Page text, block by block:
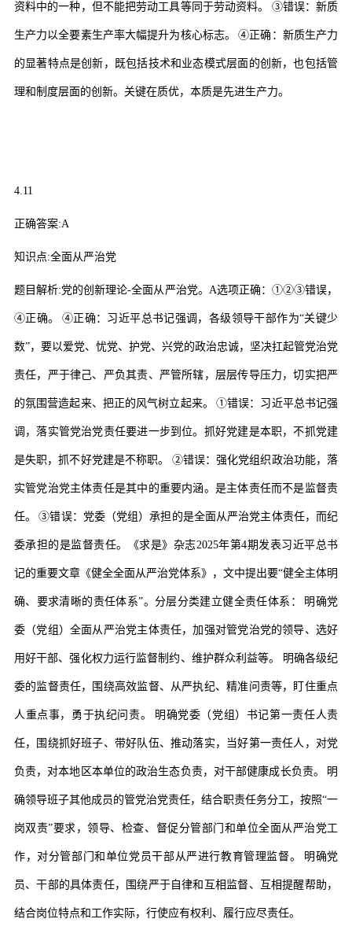
资料中的一种，但不能把劳动工具等同于劳动资料。 ③错误：新质
生产力以全要素生产率大幅提升为核心标志。 ④正确：新质生产力
的显著特点是创新，既包括技术和业态模式层面的创新，也包括管
理和制度层面的创新。关键在质优，本质是先进生产力。
4.11
正确答案:A
知识点:全面从严治党
题目解析:党的创新理论-全面从严治党。 A选项正确： ①②③错误，
④正确。 ④正确：习近平总书记强调，各级领导干部作为“关键少
数”，要以爱党、忧党、护党、兴党的政治忠诚，坚决扛起管党治党
责任，严于律己、严负其责、严管所辖，层层传导压力，切实把严
的氛围营造起来、把正的风气树立起来。 ①错误：习近平总书记强
调，落实管党治党责任要进一步到位。抓好党建是本职，不抓党建
是失职，抓不好党建是不称职。 ②错误：强化党组织政治功能，落
实管党治党主体责任是其中的重要内涵。是主体责任而不是监督责
任。 ③错误：党委（党组）承担的是全面从严治党主体责任，而纪
委承担的是监督责任。《求是》杂志2025年第4期发表习近平总书
记的重要文章《健全全面从严治党体系》，文中提出要“健全主体明
确、要求清晰的责任体系”。分层分类建立健全责任体系： 明确党
委（党组）全面从严治党主体责任，加强对管党治党的领导、选好
用好干部、强化权力运行监督制约、维护群众利益等。 明确各级纪
委的监督责任，围绕高效监督、从严执纪、精准问责等，盯住重点
人重点事，勇于执纪问责。 明确党委（党组）书记第一责任人责
任，围绕抓好班子、带好队伍、推动落实，当好第一责任人，对党
负责，对本地区本单位的政治生态负责，对干部健康成长负责。 明
确领导班子其他成员的管党治党责任，结合职责任务分工，按照“一
岗双责”要求，领导、检查、督促分管部门和单位全面从严治党工
作，对分管部门和单位党员干部从严进行教育管理监督。 明确党
员、干部的具体责任，围绕严于自律和互相监督、互相提醒帮助，
结合岗位特点和工作实际，行使应有权利、履行应尽责任。